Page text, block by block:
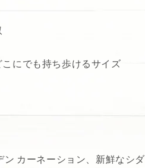
にでも持ち歩けるサイズ
カーネーション、新鮮なシダ